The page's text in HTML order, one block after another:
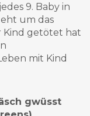
9. Baby in
um das
Kind getötet hat
mit Kind
gwüsst